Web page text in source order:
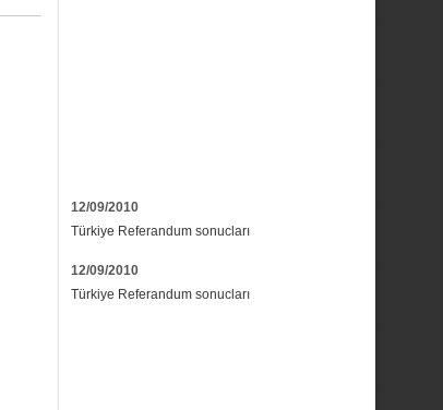
12/09/2010
Türkiye Referandum sonucları
12/09/2010
Türkiye Referandum sonucları